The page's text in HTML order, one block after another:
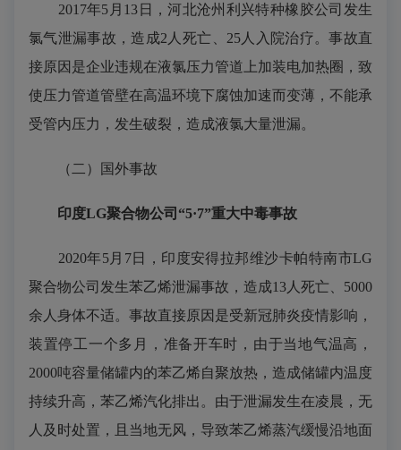
2017年5月13日，河北沧州利兴特种橡胶公司发生
氯气泄漏事故，造成2人死亡、25人入院治疗。事故直
接原因是企业违规在液氯压力管道上加装电加热圈，致
使压力管道管壁在高温环境下腐蚀加速而变薄，不能承
受管内压力，发生破裂，造成液氯大量泄漏。
（二）国外事故
印度LG聚合物公司“5·7”重大中毒事故
2020年5月7日，印度安得拉邦维沙卡帕特南市LG
聚合物公司发生苯乙烯泄漏事故，造成13人死亡、5000
余人身体不适。事故直接原因是受新冠肺炎疫情影响，
装置停工一个多月，准备开车时，由于当地气温高，
2000吨容量储罐内的苯乙烯自聚放热，造成储罐内温度
持续升高，苯乙烯汽化排出。由于泄漏发生在凌晨，无
人及时处置，且当地无风，导致苯乙烯蒸汽缓慢沿地面